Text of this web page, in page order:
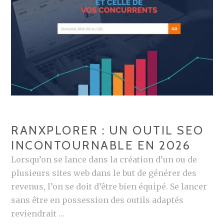
SAVOIR
RANXPLORER : UN OUTIL SEO
INCONTOURNABLE EN 2026
Lorsqu’on se lance dans la création d’un ou de
plusieurs sites web dans le but de générer des
revenus, l’on se doit d’être bien équipé. Se lancer
sans être en possession des outils adaptés
reviendrait …